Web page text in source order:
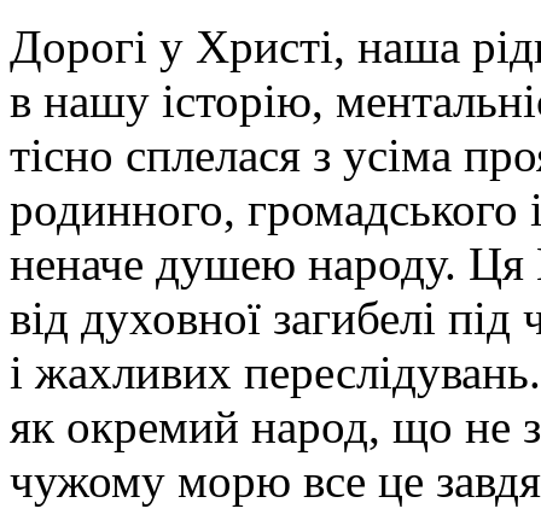
Дорогі у Христі, наша
в нашу історію,
тісно сплелася з усіма
родинного, громадського
неначе душею народу. Ця
від духовної загибелі
і жахливих
як окремий народ, що не
чужому морю все це
бути
учнем
навчатися
вважалося
справою.
Можливо,
також
Марту,
яка
не
встигала
приготувати
допомоги.Вона
звернулася